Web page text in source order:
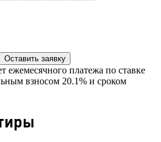
Оставить заявку
ежемесячного платежа по ставке
взносом 20.1% и сроком